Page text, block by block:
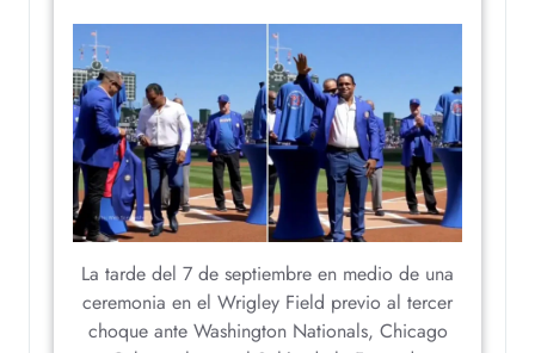
La tarde del 7 de septiembre en medio de una
ceremonia en el Wrigley Field previo al tercer
choque ante Washington Nationals, Chicago